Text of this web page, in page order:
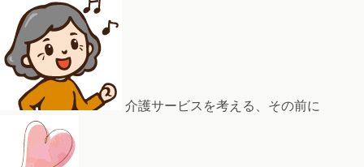
介護サービスを考える、その前に